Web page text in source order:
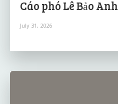
Cáo phó Lê Bảo Anh
July 31, 2026